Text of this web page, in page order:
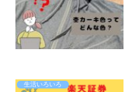
生活いろいろ